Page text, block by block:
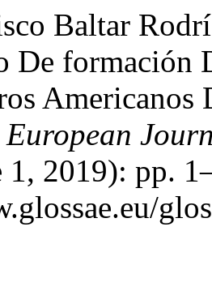
Baltar
De formación
Americanos
European
2019): pp.